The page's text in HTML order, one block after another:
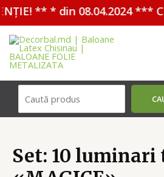
** * din 08.04.2024 ***
Перейти
содержимому
Set: 10 luminari